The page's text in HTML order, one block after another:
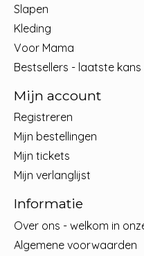
Slapen
Kleding
Voor Mama
Bestsellers - laatste kans
Mijn account
Registreren
Mijn bestellingen
Mijn tickets
Mijn verlanglijst
Informatie
Over ons - welkom in
Algemene voorwaarden